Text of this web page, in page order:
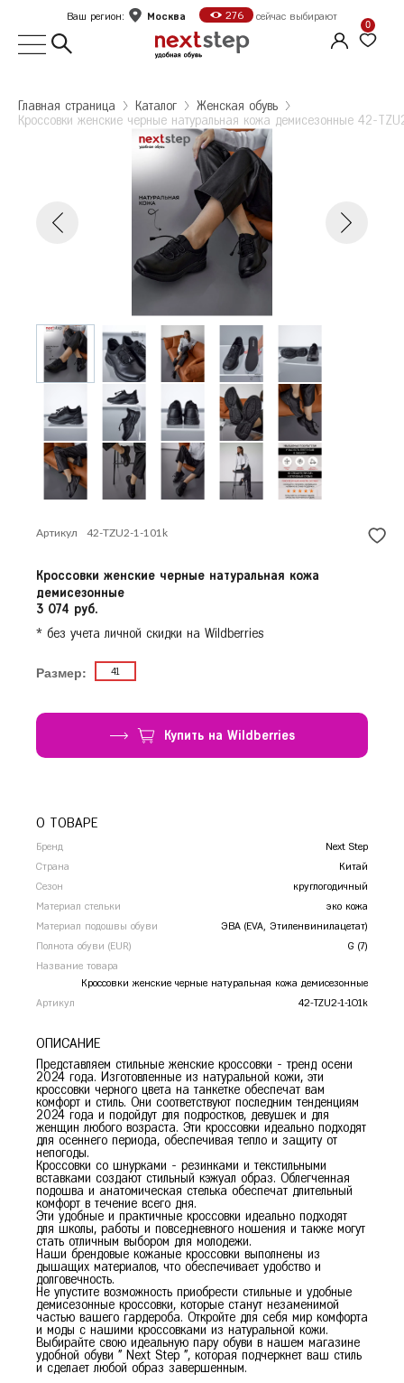
Главная страница Kаталог
Женская обувь
Кроссовки женские черные натуральная кожа демисезонные 42-
Выбор города
Укажите ваш город
Санкт-Петербург
Железногорск
Казань
Красногорск
Краснодар
Красноярск
Курск
Новосибирск
Омск
Орёл
Рязань
Самара
Сочи
Ставрополь
Тамбов
Тверь
Тольятти
Чита
Ярославль
Ваш регион: Москва 276 сейчас выбирают
0
Артикул 42-TZU2-1-101k
Кроссовки женские черные натуральная кожа
демисезонные
3 074 руб.
* без учета личной скидки на Wildberries
Размер: 41
Купить на Wildberries
ОПИСАНИЕ
Представляем стильные женские кроссовки - тренд осени
2024 года. Изготовленные из натуральной кожи, эти
кроссовки черного цвета на танкетке обеспечат вам
комфорт и стиль. Они соответствуют последним тенденциям
2024 года и подойдут для подростков, девушек и для
женщин любого возраста. Эти кроссовки идеально подходят
для осеннего периода, обеспечивая тепло и защиту от
непогоды.
Кроссовки со шнурками - резинками и текстильными
вставками создают стильный кэжуал образ. Облегченная
подошва и анатомическая стелька обеспечат длительный
комфорт в течение всего дня.
Эти удобные и практичные кроссовки идеально подходят
для школы, работы и повседневного ношения и также могут
стать отличным выбором для молодежи.
Наши брендовые кожаные кроссовки выполнены из
дышащих материалов, что обеспечивает удобство и
долговечность.
Не упустите возможность приобрести стильные и удобные
демисезонные кроссовки, которые станут незаменимой
частью вашего гардероба. Откройте для себя мир комфорта
и моды с нашими кроссовками из натуральной кожи.
Выбирайте свою идеальную пару обуви в нашем магазине
удобной обуви " Next Step ", которая подчеркнет ваш стиль
и сделает любой образ завершенным.
О ТОВАРЕ
Бренд
Next Step
Страна
Китай
Сезон
круглогодичный
Материал стельки
эко кожа
Материал подошвы обуви
ЭВА (EVA, Этиленвинилацетат)
Полнота обуви (EUR)
G (7)
Название товара
Кроссовки женские черные натуральная кожа демисезонные
Артикул
42-TZU2-1-101k
Кроссовки женские черные натуральная кожа
демисезонные 42-TZU2-1-101k
Размер: 37
Колличество: 1
2 095 ₽
Кроссовки женские черные натуральная
кожа демисезонные 42-TZU2-1-101k
Количество: 1
2 095 ₽
Продолжить покупки
Оформить заказ
36 37 38 39 40